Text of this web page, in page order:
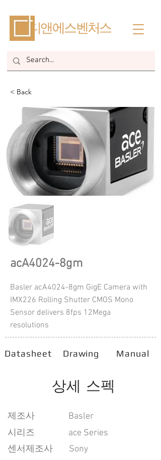
​디앤에스벤처스
< Back
acA4024-8gm
Basler acA4024-8gm GigE Camera with
IMX226 Rolling Shutter CMOS Mono
Sensor delivers 8fps 12Mega
resolutions
Datasheet Drawing Manual
상세 스펙
​제조사
시리즈
ace Series
센서제조사
Sony
Basler